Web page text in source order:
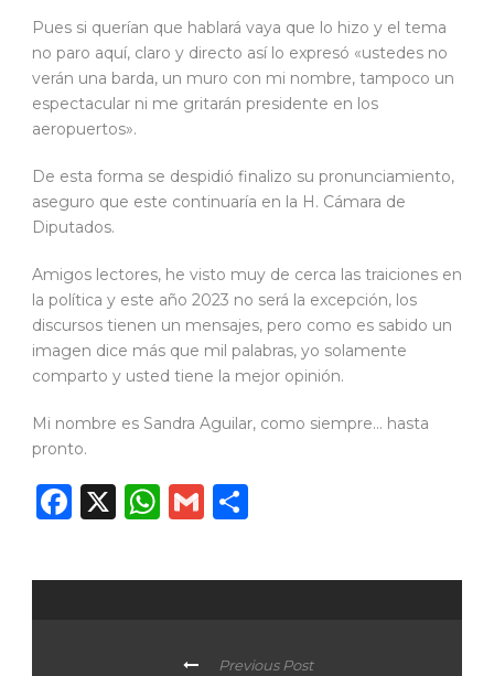
Pues si querían que hablará vaya que lo hizo y el tema
no paro aquí, claro y directo así lo expresó «ustedes no
verán una barda, un muro con mi nombre, tampoco un
espectacular ni me gritarán presidente en los
aeropuertos».
De esta forma se despidió finalizo su pronunciamiento,
aseguro que este continuaría en la H. Cámara de
Diputados.
Amigos lectores, he visto muy de cerca las traiciones en
la política y este año 2023 no será la excepción, los
discursos tienen un mensajes, pero como es sabido un
imagen dice más que mil palabras, yo solamente
comparto y usted tiene la mejor opinión.
Mi nombre es Sandra Aguilar, como siempre… hasta
pronto.
Facebook
X WhatsApp
Gmail
Previous Post